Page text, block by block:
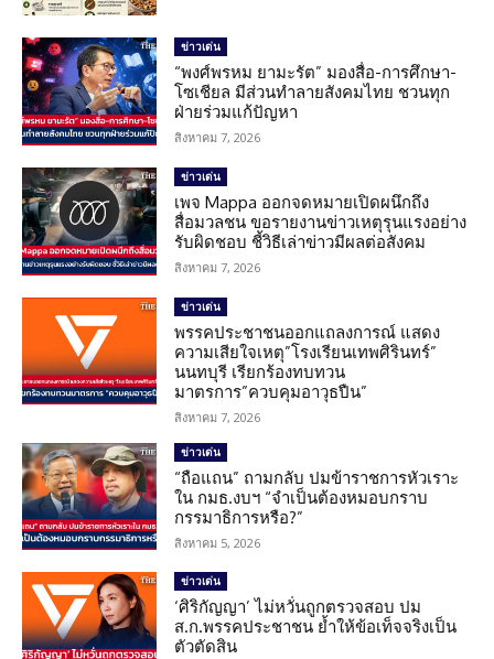
ข่าวเด่น
“พงศ์พรหม ยามะรัต” มองสื่อ-การศึกษา-
โซเชียล มีส่วนทำลายสังคมไทย ชวนทุก
ฝ่ายร่วมแก้ปัญหา
สิงหาคม 7, 2026
ข่าวเด่น
เพจ Mappa ออกจดหมายเปิดผนึกถึง
สื่อมวลชน ขอรายงานข่าวเหตุรุนแรงอย่าง
รับผิดชอบ ชี้วิธีเล่าข่าวมีผลต่อสังคม
สิงหาคม 7, 2026
ข่าวเด่น
พรรคประชาชนออกแถลงการณ์ แสดง
ความเสียใจเหตุ”โรงเรียนเทพศิรินทร์”
นนทบุรี เรียกร้องทบทวน
มาตรการ”ควบคุมอาวุธปืน”
สิงหาคม 7, 2026
ข่าวเด่น
“ถือแถน” ถามกลับ ปมข้าราชการหัวเราะ
ใน กมธ.งบฯ “จำเป็นต้องหมอบกราบ
กรรมาธิการหรือ?”
สิงหาคม 5, 2026
ข่าวเด่น
‘ศิริกัญญา’ ไม่หวั่นถูกตรวจสอบ ปม
ส.ก.พรรคประชาชน ย้ำให้ข้อเท็จจริงเป็น
ตัวตัดสิน